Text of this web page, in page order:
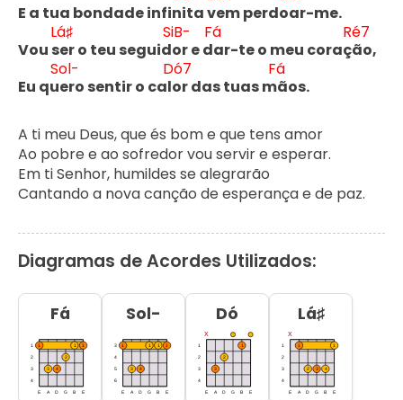
E a tua bondade infinita vem perdoar-me.
Vou s
Lá♯
er o teu seguid
SiB-
or e d
Fá
ar-te o meu coraç
Ré7
ão,
Eu qu
Sol-
ero sentir o cal
Dó7
or das tuas m
Fá
ãos.
A ti meu Deus, que és bom e que tens amor
Ao pobre e ao sofredor vou servir e esperar.
Em ti Senhor, humildes se alegrarão
Cantando a nova canção de esperança e de paz.
Diagramas de Acordes Utilizados:
Fá Sol- Dó Lá♯